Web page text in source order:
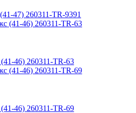
47) 260311-TR-9391
46) 260311-TR-63
46) 260311-TR-69